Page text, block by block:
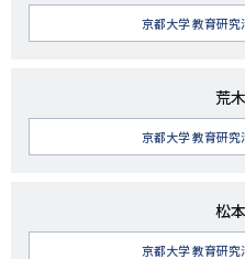
究
者
京都大学 教育研究
研
究
者
荒
京都大学 教育研究
研
究
松
京都大学 教育研究